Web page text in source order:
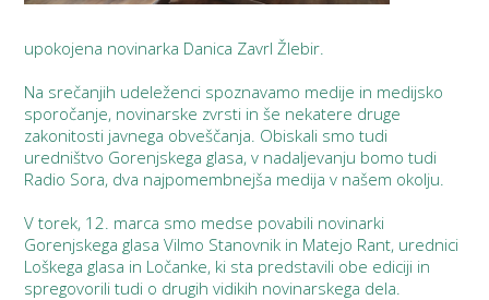
upokojena novinarka Danica Zavrl Žlebir.
Na srečanjih udeleženci spoznavamo medije in medijsko
sporočanje, novinarske zvrsti in še nekatere druge
zakonitosti javnega obveščanja. Obiskali smo tudi
uredništvo Gorenjskega glasa, v nadaljevanju bomo tudi
Radio Sora, dva najpomembnejša medija v našem okolju.
V torek, 12. marca smo medse povabili novinarki
Gorenjskega glasa Vilmo Stanovnik in Matejo Rant, urednici
Loškega glasa in Ločanke, ki sta predstavili obe ediciji in
spregovorili tudi o drugih vidikih novinarskega dela.